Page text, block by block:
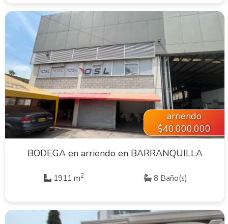
VER INMUEBLE
arriendo
$40,000,000
BODEGA en arriendo en BARRANQUILLA
1911 m2 8 Baño(s)